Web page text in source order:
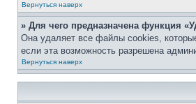
Вернуться наверх
» Для чего предназначена функция
Она удаляет все файлы cookies,
если эта возможность разрешена
Вернуться наверх